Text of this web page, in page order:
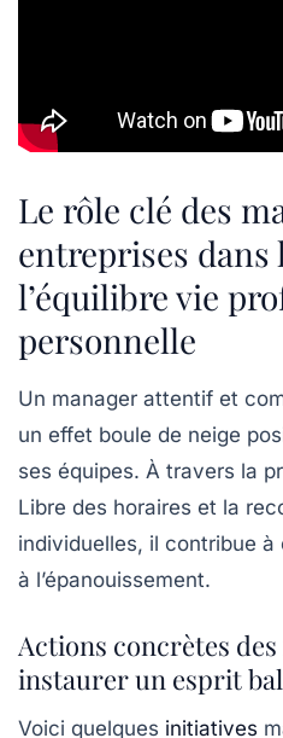
Le rôle clé des
entreprises
l’équilibre vie
personnelle
Un manager attentif et
un effet boule de neige
ses équipes. À travers la
Libre des horaires et la
individuelles, il contribue
à l’épanouissement.
Actions concrètes
instaurer un esprit
Voici quelques initiatives